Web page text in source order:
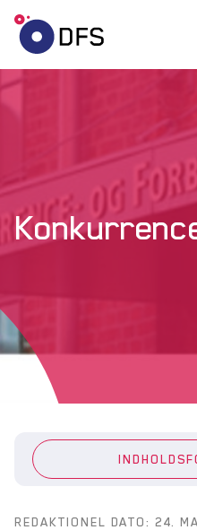
REDAKTIONEL DATO: 24.